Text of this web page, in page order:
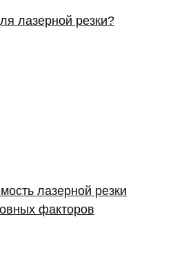
лазерной резки?
лазерной резки
факторов